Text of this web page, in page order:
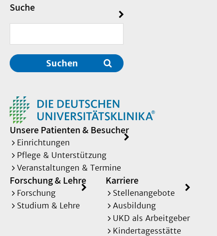
Suche
Suchen
Unsere Patienten & Besucher
Einrichtungen
Pflege & Unterstützung
Veranstaltungen & Termine
Forschung & Lehre
Forschung
Studium & Lehre
Karriere
Stellenangebote
Ausbildung
UKD als Arbeitgeber
Kindertagesstätte